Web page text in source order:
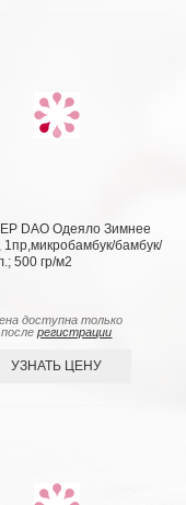
DAO Одеяло Зимнее
1пр,микробамбук/бамбук/
500 гр/м2
доступна только
послерегистрации
УЗНАТЬ ЦЕНУ